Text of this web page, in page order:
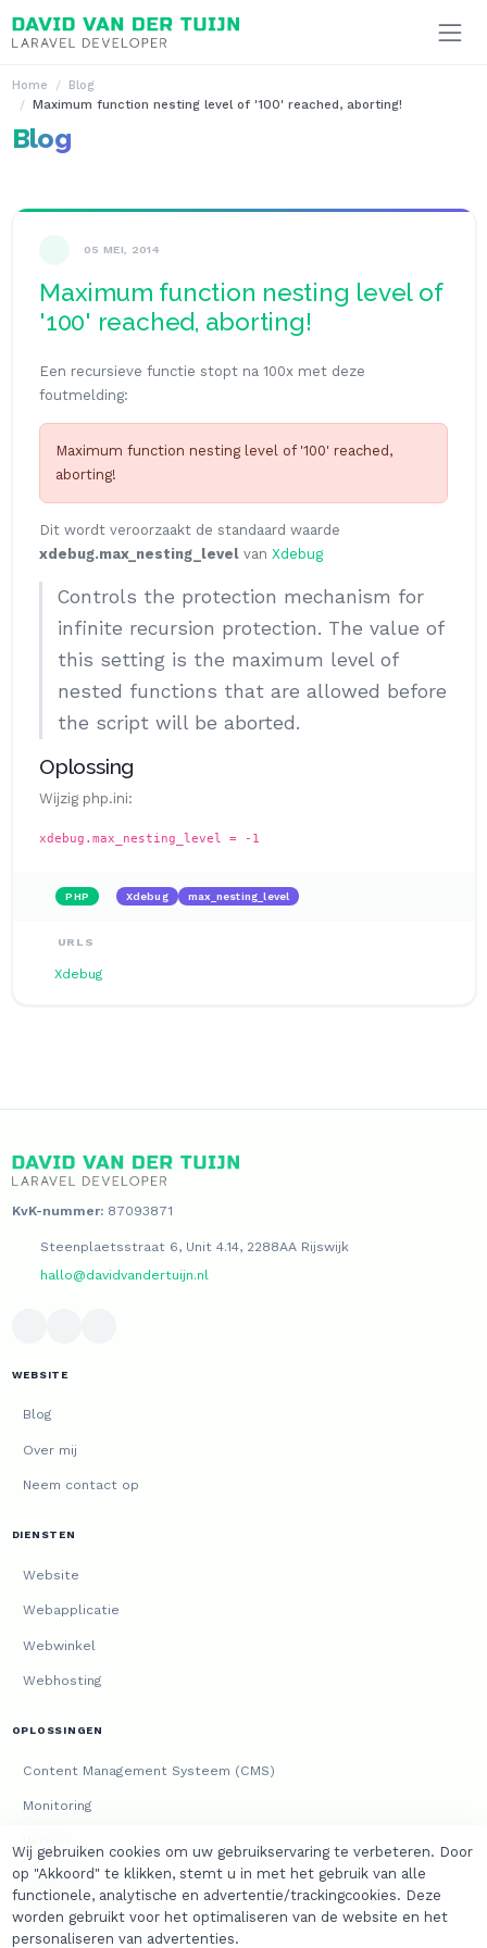
Ga naar inhoud
Home
Blog
Maximum function nesting level of '100' reached, aborting!
Blog
05 MEI, 2014
Maximum function nesting level of
'100' reached, aborting!
Een recursieve functie stopt na 100x met deze
foutmelding:
Maximum function nesting level of '100' reached,
aborting!
Dit wordt veroorzaakt de standaard waarde
xdebug.max_nesting_level van Xdebug
Controls the protection mechanism for
infinite recursion protection. The value of
this setting is the maximum level of
nested functions that are allowed before
the script will be aborted.
Oplossing
Wijzig php.ini:
xdebug.max_nesting_level = -1
PHP Xdebug max_nesting_level
URLS
Xdebug
KvK-nummer:87093871
Steenplaetsstraat 6, Unit 4.14, 2288AA Rijswijk
hallo@davidvandertuijn.nl
WEBSITE
Blog
Over mij
Neem contact op
DIENSTEN
Website
Webapplicatie
Webwinkel
Webhosting
OPLOSSINGEN
Content Management Systeem (CMS)
Monitoring
JURIDISCH
Algemene voorwaarden
Wij gebruiken cookies om uw gebruikservaring te verbeteren. Door
op "Akkoord" te klikken, stemt u in met het gebruik van alle
functionele, analytische en advertentie/trackingcookies. Deze
worden gebruikt voor het optimaliseren van de website en het
personaliseren van advertenties.